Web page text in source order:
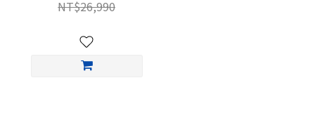
NT$26,990